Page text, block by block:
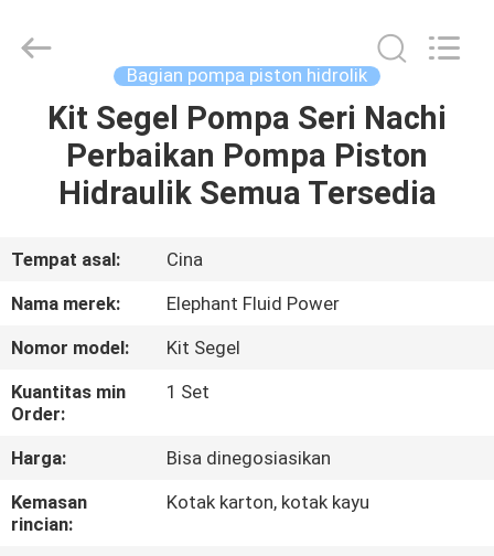
RUMAH
PRODUK
TENTANG
KAMI
TUR
PABRIK
KONTROL
KUALITAS
Power
Co.,Ltd.
Bagian pompa piston hidrolik
Kit Segel Pompa Seri Nachi
Perbaikan Pompa Piston
Hidraulik Semua Tersedia
Tempat asal:
Cina
Nama merek:
Elephant Fluid Power
Nomor model:
Kit Segel
Kuantitas min
Order:
1 Set
Harga:
Bisa dinegosiasikan
Kemasan
rincian:
Kotak karton, kotak kayu